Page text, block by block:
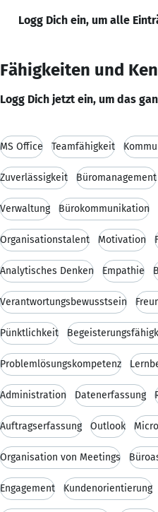
Logg Dich ein, um alle
Fähigkeiten und
Logg Dich jetzt ein, um das
MS Office Teamfähigkeit
Zuverlässigkeit Büromanagement
Verwaltung Bürokommunikation
Organisationstalent Motivation
Analytisches Denken Empathie
Verantwortungsbewusstsein
Pünktlichkeit
Problemlösungskompetenz
Administration Datenerfassung
Auftragserfassung Outlook
Organisation von Meetings
Engagement Kundenorientierung